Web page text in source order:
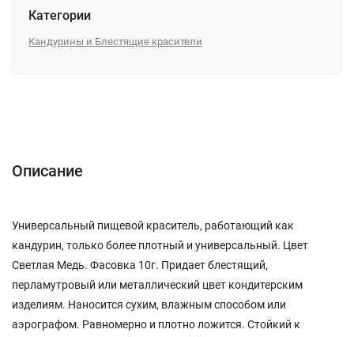
Категории
Кандурины и Блестящие красители
Описание
Универсальный пищевой краситель, работающий как
кандурин, только более плотный и универсальный. Цвет
Светлая Медь. Фасовка 10г. Придает блестящий,
перламутровый или металлический цвет кондитерским
изделиям. Наносится сухим, влажным способом или
аэрографом. Равномерно и плотно ложится. Стойкий к